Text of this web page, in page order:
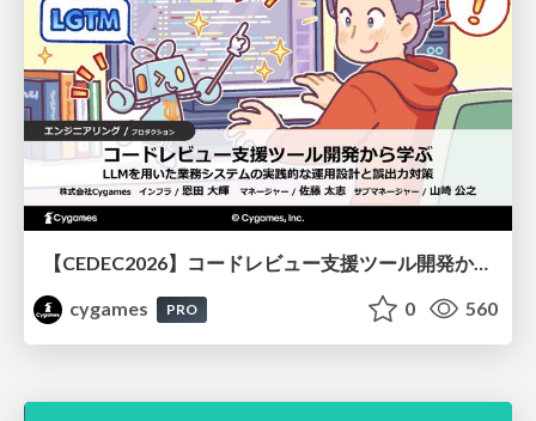
【CEDEC2026】コードレビュー支援ツール開発から学ぶ：LLMを用いた業務システムの実践的な運用設計と誤出力対策
cygames
PRO 0 560